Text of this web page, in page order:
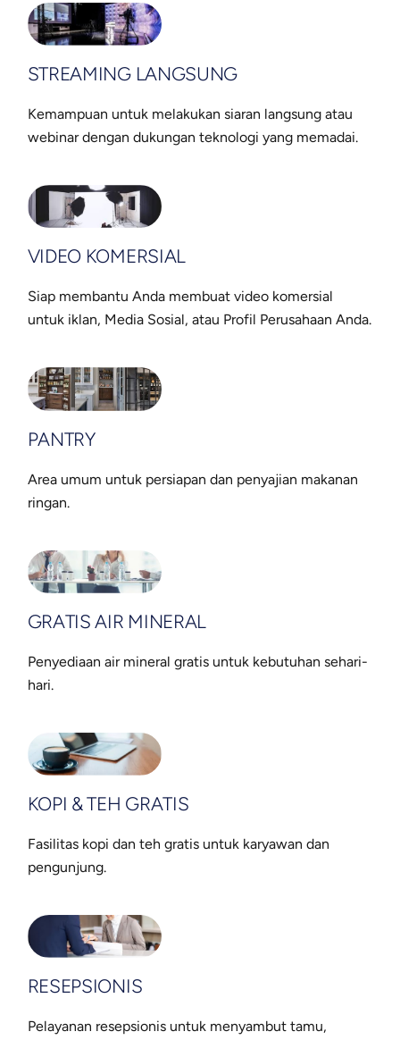
STREAMING LANGSUNG
Kemampuan untuk melakukan siaran langsung atau
webinar dengan dukungan teknologi yang memadai.
VIDEO KOMERSIAL
Siap membantu Anda membuat video komersial
untuk iklan, Media Sosial, atau Profil Perusahaan Anda.
PANTRY
Area umum untuk persiapan dan penyajian makanan
ringan.
GRATIS AIR MINERAL
Penyediaan air mineral gratis untuk kebutuhan sehari-
hari.
KOPI & TEH GRATIS
Fasilitas kopi dan teh gratis untuk karyawan dan
pengunjung.
RESEPSIONIS
Pelayanan resepsionis untuk menyambut tamu,